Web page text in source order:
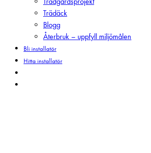
Trädäck
Blogg
Återbruk – uppfyll miljömålen
Bli installatör
Hitta installatör